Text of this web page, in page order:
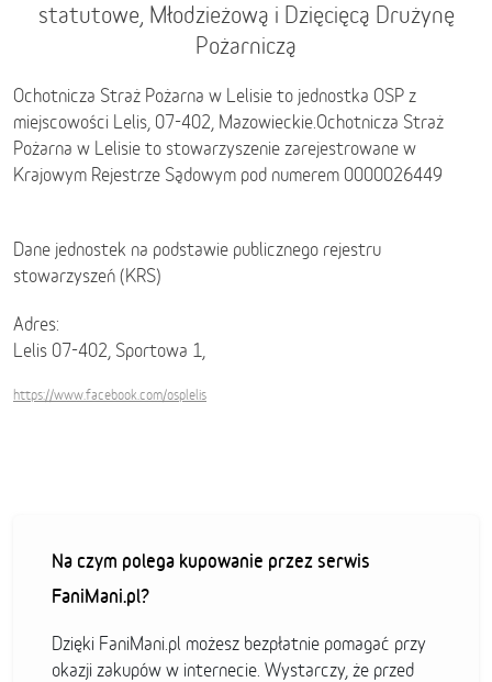
statutowe, Młodzieżową i Dzięcięcą Drużynę
Pożarniczą
Ochotnicza Straż Pożarna w Lelisie to jednostka OSP z
miejscowości Lelis, 07-402, Mazowieckie.Ochotnicza Straż
Pożarna w Lelisie to stowarzyszenie zarejestrowane w
Krajowym Rejestrze Sądowym pod numerem 0000026449
Dane jednostek na podstawie publicznego rejestru
stowarzyszeń (KRS)
Adres:
Lelis 07-402, Sportowa 1,
https://www.facebook.com/osplelis
Na czym polega kupowanie przez serwis
FaniMani.pl?
Dzięki FaniMani.pl możesz bezpłatnie pomagać przy
okazji zakupów w internecie. Wystarczy, że przed